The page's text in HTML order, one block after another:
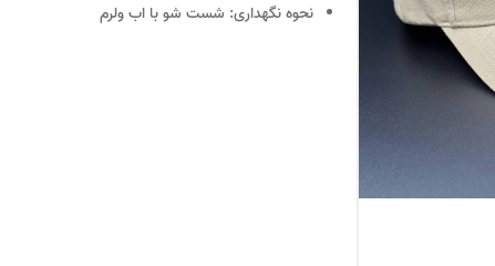
نحوه نگهداری: شست شو با اب ولرم